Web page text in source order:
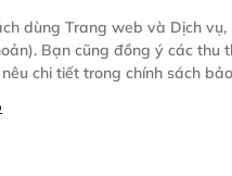
dùng Trang web và Dịch vụ,
Bạn cũng đồng ý các thu thập và